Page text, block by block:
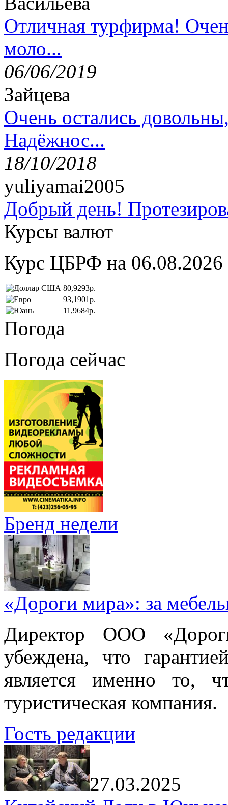
Отличная турфирма!
моло...
06/06/2019
Зайцева
Очень остались
Надёжнос...
18/10/2018
yuliyamai2005
Добрый день!
Курсы валют
Курс ЦБРФ на 06.08.2026
80,9293р.
93,1901р.
11,9684р.
Погода
Погода сейчас
Бренд недели
«Дороги мира»: за
Директор ООО
убеждена, что
является именно то,
туристическая компания.
Гость редакции
27.03.2025